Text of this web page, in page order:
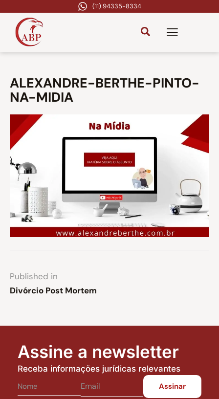
(11) 94335-8334
ALEXANDRE-BERTHE-PINTO-
NA-MIDIA
Published in
Divórcio Post Mortem
Assine a newsletter
Receba informações jurídicas relevantes